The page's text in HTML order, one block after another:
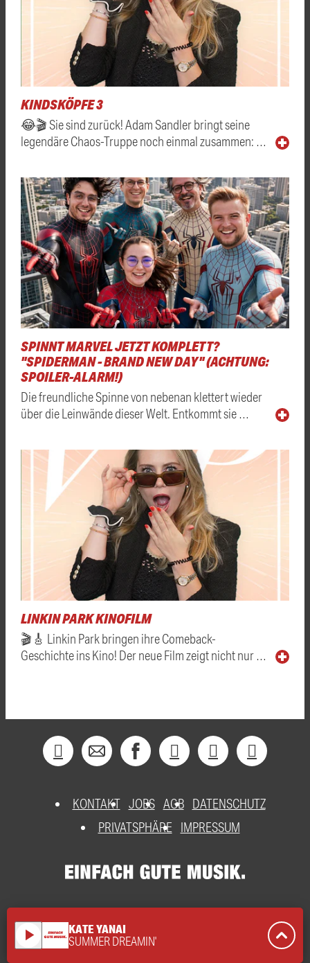
KINDSKÖPFE 3
😂🎬 Sie sind zurück! Adam Sandler bringt seine
legendäre Chaos-Truppe noch einmal zusammen: …
SPINNT MARVEL JETZT KOMPLETT?
"SPIDERMAN - BRAND NEW DAY" (ACHTUNG:
SPOILER-ALARM!)
Die freundliche Spinne von nebenan klettert wieder
über die Leinwände dieser Welt. Entkommt sie …
LINKIN PARK KINOFILM
🎬🎸 Linkin Park bringen ihre Comeback-
Geschichte ins Kino! Der neue Film zeigt nicht nur …
KONTAKT JOBS AGB DATENSCHUTZ
PRIVATSPHÄRE
IMPRESSUM
play_arrow KATE YANAI
SUMMER DREAMIN'